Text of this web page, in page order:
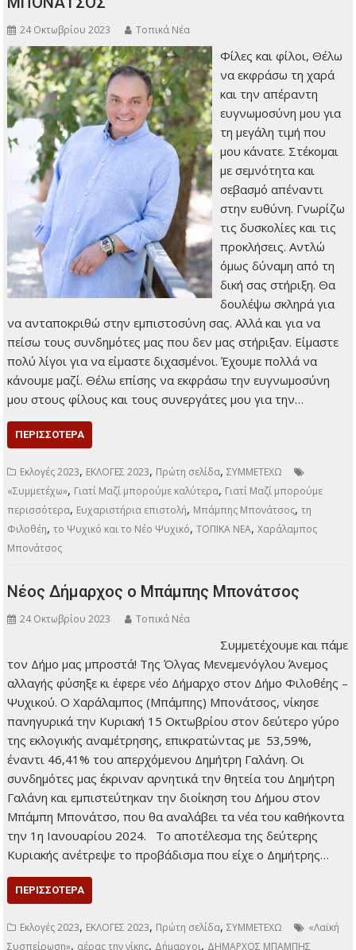
24 Οκτωβρίου 2023 Τοπικά Νέα
Φίλες και φίλοι, Θέλω
να εκφράσω τη χαρά
και την απέραντη
ευγνωμοσύνη μου για
τη μεγάλη τιμή που
μου κάνατε. Στέκομαι
με σεμνότητα και
σεβασμό απέναντι
στην ευθύνη. Γνωρίζω
τις δυσκολίες και τις
προκλήσεις. Αντλώ
όμως δύναμη από τη
δική σας στήριξη. Θα
δουλέψω σκληρά για
να ανταποκριθώ στην εμπιστοσύνη σας. Αλλά και για να
πείσω τους συνδημότες μας που δεν μας στήριξαν. Είμαστε
πολύ λίγοι για να είμαστε διχασμένοι. Έχουμε πολλά να
κάνουμε μαζί. Θέλω επίσης να εκφράσω την ευγνωμοσύνη
μου στους φίλους και τους συνεργάτες μου για την…
ΠΕΡΙΣΣΌΤΕΡΑ
Εκλογές 2023, ΕΚΛΟΓΕΣ 2023, Πρώτη σελίδα,ΣΥΜΜΕΤΕΧΩ
«Συμμετέχω», Γιατί Μαζί μπορούμε καλύτερα, Γιατί Μαζί μπορούμε
περισσότερα, Ευχαριστήρια επιστολή, Μπάμπης Μπονάτσος,τη
Φιλοθέη,το Ψυχικό και το Νέο Ψυχικό,ΤΟΠΙΚΑ ΝΕΑ,Χαράλαμπος
Μπονάτσος
Νέος Δήμαρχος ο Μπάμπης Μπονάτσος
24 Οκτωβρίου 2023 Τοπικά Νέα
Συμμετέχουμε και πάμε
τον Δήμο μας
μπροστά! Της Όλγας
Μενεμενόγλου Άνεμος
αλλαγής φύσηξε κι
έφερε νέο Δήμαρχο
στον Δήμο Φιλοθέης –
Ψυχικού. Ο
Χαράλαμπος (Μπάμπης) Μπονάτσος, νίκησε πανηγυρικά την
Κυριακή 15 Οκτωβρίου στον δεύτερο γύρο της εκλογικής
αναμέτρησης, επικρατώντας με 53,59%, έναντι 46,41% του
απερχόμενου Δημήτρη Γαλάνη. Οι συνδημότες μας έκριναν
αρνητικά την θητεία του Δημήτρη Γαλάνη και εμπιστεύτηκαν
την διοίκηση του Δήμου στον Μπάμπη Μπονάτσο, που θα
Το αποτέλεσμα της δεύτερης Κυριακής ανέτρεψε το